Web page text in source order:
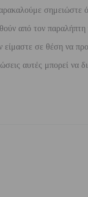
σημειώστε
από τον
σε θέση να
αυτές μπορεί να